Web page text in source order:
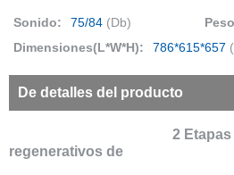
Sonido: 75/84 (Db)
Dimensiones(L*W*H):
786*615*657
De detalles del producto
2
regenerativos de